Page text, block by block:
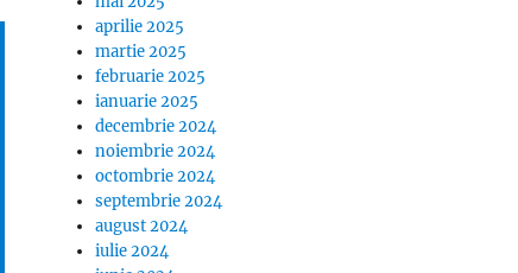
aprilie 2025
martie 2025
februarie 2025
ianuarie 2025
decembrie 2024
noiembrie 2024
octombrie 2024
septembrie 2024
august 2024
iulie 2024